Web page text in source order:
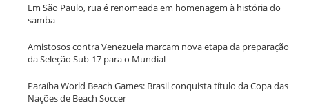
Em São Paulo, rua é renomeada em homenagem à história do
samba
Amistosos contra Venezuela marcam nova etapa da preparação
da Seleção Sub-17 para o Mundial
Paraíba World Beach Games: Brasil conquista título da Copa das
Nações de Beach Soccer